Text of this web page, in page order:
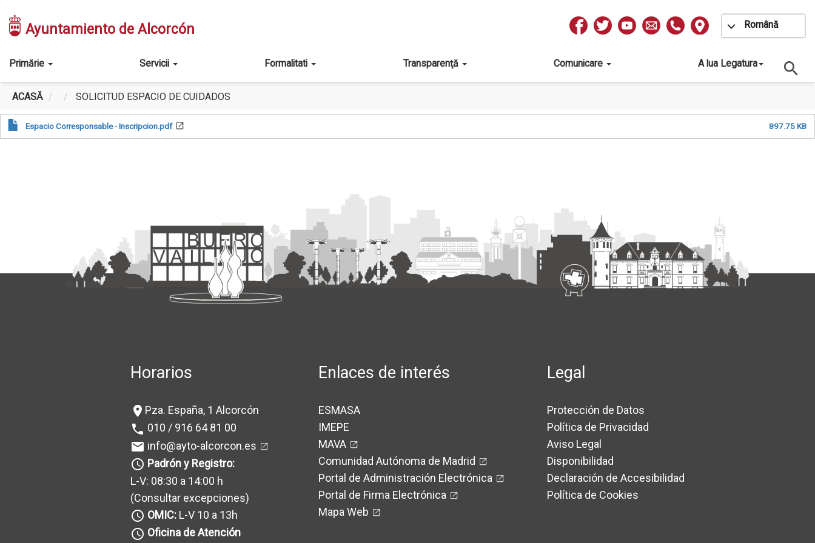
conţinutul
Ayuntamiento de Alcorcón
Redes
Sociales
Română
Toggle
Main
navigation
Primărie Servicii Formalitati Transparenţă Comunicare A lua Legatura
ACASĂ SOLICITUD ESPACIO DE CUIDADOS
Espacio Corresponsable - Inscripcion.pdf 897.75 KB
Horarios
location_on Pza. España, 1 Alcorcón
phone 010 / 916 64 81 00
mail info@ayto-alcorcon.es
query_builder Padrón y Registro:
L-V: 08:30 a 14:00 h
(Consultar excepciones)
query_builder OMIC: L-V 10 a 13h
query_builder Oficina de Atención
Enlaces de interés
ESMASA
IMEPE
MAVA
Comunidad Autónoma de Madrid
Portal de Administración Electrónica
Portal de Firma Electrónica
Mapa Web
Legal
Protección de Datos
Política de Privacidad
Aviso Legal
Disponibilidad
Declaración de Accesibilidad
Política de Cookies